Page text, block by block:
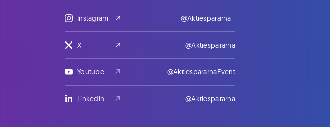
Instagram @Aktiespararna_
X @Aktiespararna
Youtube @AktiespararnaEvent
LinkedIn @Aktiespararna